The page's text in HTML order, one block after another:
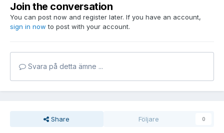
Join the conversation
You can post now and register later. If you have an account,
sign in now to post with your account.
Svara på detta ämne ...
Share Följare 0